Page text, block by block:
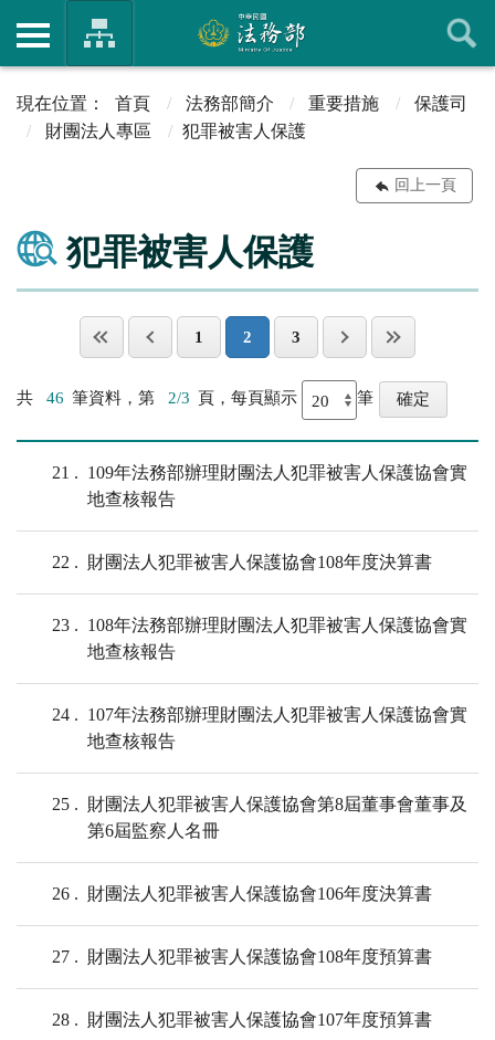
首頁 法務部簡介 重要措施
保護司
財團法人專區
犯罪被害人保護
回上一頁
犯罪被害人保護
1 2 3
共 46 筆資料，第 2/3 頁，每頁顯示 筆
21
109年法務部辦理財團法人犯罪被害人保護協會實
地查核報告
22 財團法人犯罪被害人保護協會108年度決算書
23
108年法務部辦理財團法人犯罪被害人保護協會實
地查核報告
24
107年法務部辦理財團法人犯罪被害人保護協會實
地查核報告
25
財團法人犯罪被害人保護協會第8屆董事會董事及
第6屆監察人名冊
26 財團法人犯罪被害人保護協會106年度決算書
27 財團法人犯罪被害人保護協會108年度預算書
28 財團法人犯罪被害人保護協會107年度預算書